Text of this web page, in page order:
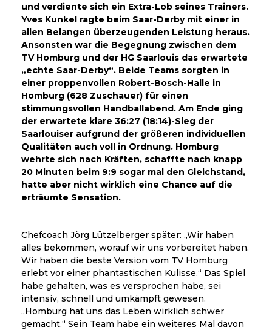
und verdiente sich ein Extra-Lob seines Trainers.
Yves Kunkel ragte beim Saar-Derby mit einer in
allen Belangen überzeugenden Leistung heraus.
Ansonsten war die Begegnung zwischen dem
TV Homburg und der HG Saarlouis das erwartete
„echte Saar-Derby“. Beide Teams sorgten in
einer proppenvollen Robert-Bosch-Halle in
Homburg (628 Zuschauer) für einen
stimmungsvollen Handballabend. Am Ende ging
der erwartete klare 36:27 (18:14)-Sieg der
Saarlouiser aufgrund der größeren individuellen
Qualitäten auch voll in Ordnung. Homburg
wehrte sich nach Kräften, schaffte nach knapp
20 Minuten beim 9:9 sogar mal den Gleichstand,
hatte aber nicht wirklich eine Chance auf die
erträumte Sensation.
Chefcoach Jörg Lützelberger später: „Wir haben
alles bekommen, worauf wir uns vorbereitet haben.
Wir haben die beste Version vom TV Homburg
erlebt vor einer phantastischen Kulisse.“ Das Spiel
habe gehalten, was es versprochen habe, sei
intensiv, schnell und umkämpft gewesen.
„Homburg hat uns das Leben wirklich schwer
gemacht.“ Sein Team habe ein weiteres Mal davon